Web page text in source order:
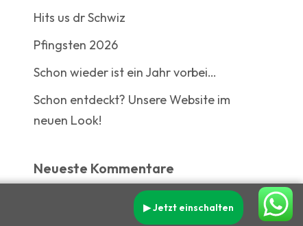
Hits us dr Schwiz
Pfingsten 2026
Schon wieder ist ein Jahr vorbei…
Schon entdeckt? Unsere Website im
neuen Look!
Neueste Kommentare
▶ Jetzt einschalten